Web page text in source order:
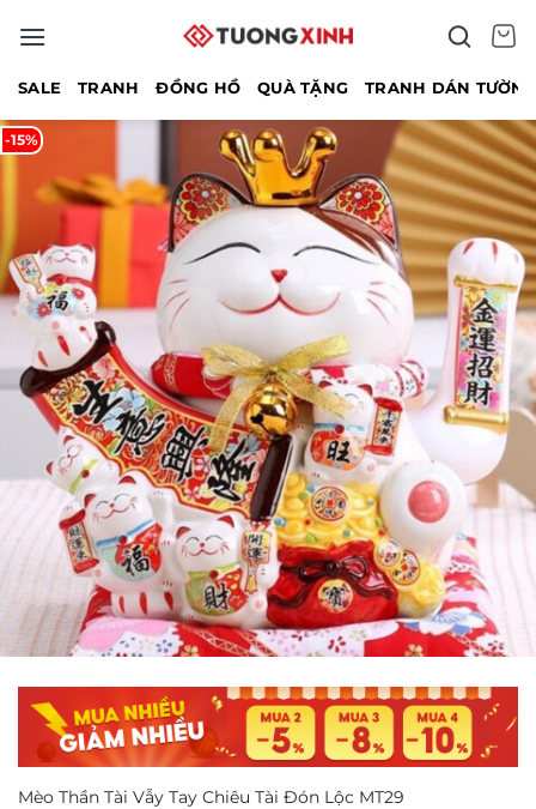
qua
SALE TRANH ĐỒNG HỒ QUÀ TẶNG TRANH DÁN
-15%
Mèo Thần Tài Vẫy Tay Chiêu Tài Đón Lộc MT29